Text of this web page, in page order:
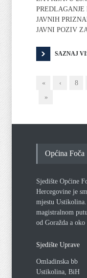
JAVNIH
JAVNI POZIV
SAZNAJ
« ‹ 8
»
Općina Foča
Sjedište Općine
Hercegovine je
mjestu
magistralnom
od Goražda a
Sjedište Uprave
Omladinska bb
Ustikolina, BiH